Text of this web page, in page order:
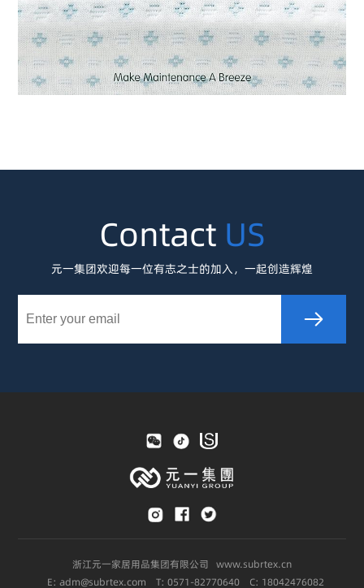
Contact US
元一集团欢迎每一位有志之士的加入，一起创造辉煌
浙江元一家居用品集团有限公司 www.subrtex.cn
E: adm@subrtex.com T: 0571-82770640 C: 18042476082